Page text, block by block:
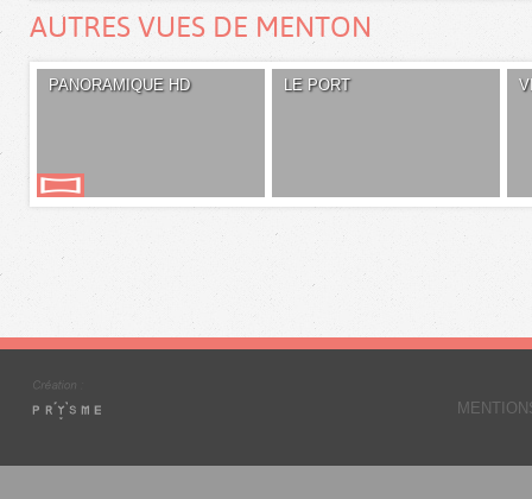
AUTRES VUES DE MENTON
PANORAMIQUE HD LE PORT